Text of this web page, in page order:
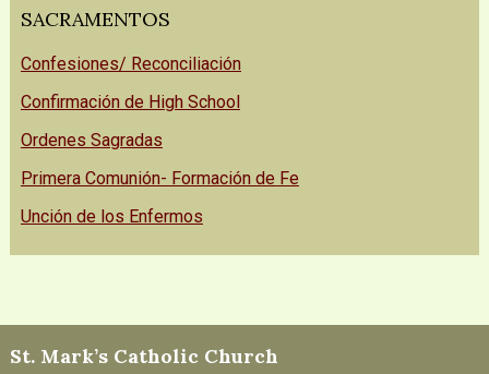
SACRAMENTOS
Confesiones/ Reconciliación
Confirmación de High School
Ordenes Sagradas
Primera Comunión- Formación de Fe
Unción de los Enfermos
St. Mark’s Catholic Church